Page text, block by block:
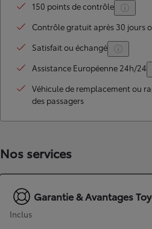
150 points de contrôle
Contrôle gratuit après 30 jours
Satisfait ou échangé
Assistance Européenne 24h/24
Véhicule de remplacement ou
des passagers
Nos services
Garantie & Avantages
Inclus